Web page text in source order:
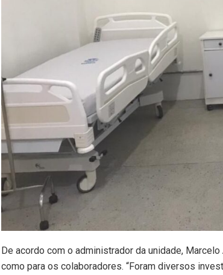
De acordo com o administrador da unidade,
como para os colaboradores. “Foram diversos